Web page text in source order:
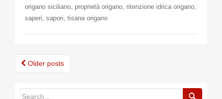
origano siciliano, proprietà origano, ritenzione idrica origano,
saperi, sapori, tisana origano
Posts
Older posts